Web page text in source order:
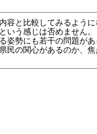
容と比較してみるよう
いう感じは否めません
姿勢にも若干の問題が
民の関心があるのか、